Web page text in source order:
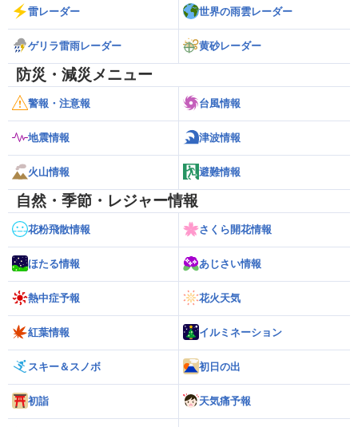
雷レーダー 世界の雨雲レーダー
ゲリラ雷雨レーダー 黄砂レーダー
防災・減災メニュー
警報・注意報 台風情報
地震情報 津波情報
火山情報 避難情報
自然・季節・レジャー情報
花粉飛散情報 さくら開花情報
ほたる情報 あじさい情報
熱中症予報 花火天気
紅葉情報 イルミネーション
スキー＆スノボ 初日の出
初詣 天気痛予報